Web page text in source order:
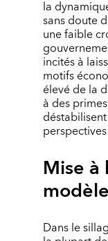
la
sans doute
une faible
incités à
motifs
élevé de la
à des
Mise à
modèle
Dans le